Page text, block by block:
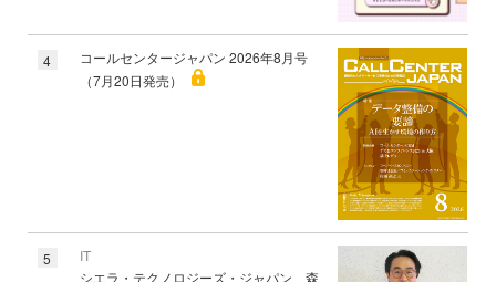
4
コールセンタージャパン 2026年8月号
（7月20日発売）
5
IT
シエラ・テクノロジーズ・ジャパン 森